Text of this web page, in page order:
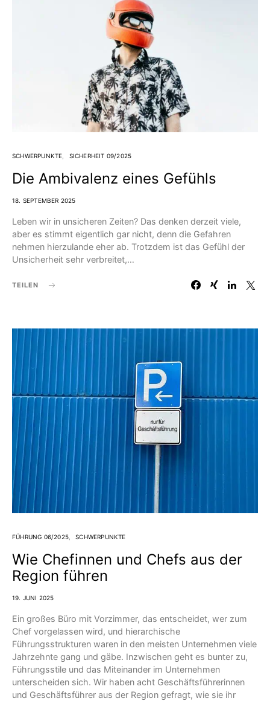
SCHWERPUNKTE SICHERHEIT 09/2025
Die Ambivalenz eines Gefühls
18. SEPTEMBER 2025
Leben wir in unsicheren Zeiten? Das denken derzeit viele,
aber es stimmt eigentlich gar nicht, denn die Gefahren
nehmen hierzulande eher ab. Trotzdem ist das Gefühl der
Unsicherheit sehr verbreitet,…
TEILEN
FÜHRUNG 06/2025 SCHWERPUNKTE
Wie Chefinnen und Chefs aus der
Region führen
19. JUNI 2025
Ein großes Büro mit Vorzimmer, das entscheidet, wer zum
Chef vorgelassen wird, und hierarchische
Führungsstrukturen waren in den meisten Unternehmen viele
Jahrzehnte gang und gäbe. Inzwischen geht es bunter zu,
Führungsstile und das Miteinander im Unternehmen
unterscheiden sich. Wir haben acht Geschäfts­führerinnen
und Geschäftsführer aus der Region gefragt, wie sie ihr